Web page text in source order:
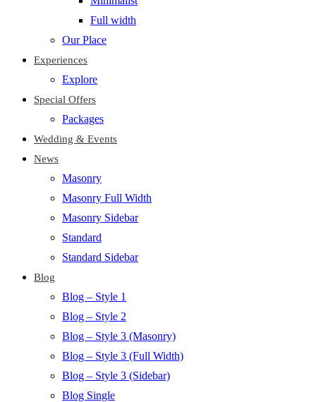
Full width
Our Place
Experiences
Explore
Special Offers
Packages
Wedding & Events
News
Masonry
Masonry Full Width
Masonry Sidebar
Standard
Standard Sidebar
Blog
Blog – Style 1
Blog – Style 2
Blog – Style 3 (Masonry)
Blog – Style 3 (Full Width)
Blog – Style 3 (Sidebar)
Blog Single